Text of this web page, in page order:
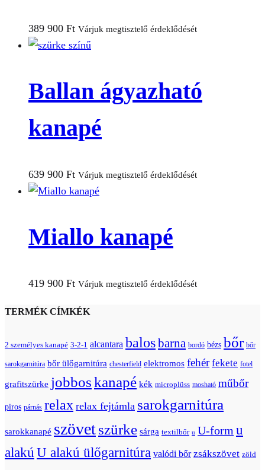
389 900 Ft Várjuk megtisztelő érdeklődését
Ballan ágyazható
kanapé
639 900 Ft Várjuk megtisztelő érdeklődését
Miallo kanapé
419 900 Ft Várjuk megtisztelő érdeklődését
TERMÉK CÍMKÉK
2 személyes kanapé 3-2-1 alcantara balosbarna bordó bézs bőr bőr
sarokgarnitúra bőr ülőgarnitúra chesterfield elektromos fehér fekete fotel
grafitszürke jobboskanapé kék microplüss mosható műbőr
piros párnás relax relax fejtámla sarokgarnitúra
sarokkanapé szövetszürke sárga textilbőr u U-form u
alakú U alakú ülőgarnitúra valódi bőr zsákszövet zöld